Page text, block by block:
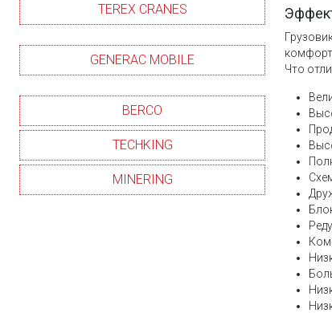
TEREX CRANES
GENERAC MOBILE
BERCO
TECHKING
MINERING
Что